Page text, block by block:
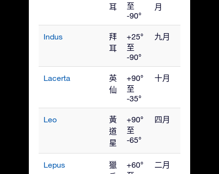
耳
至
-90°
月
Indus
拜
耳
+25°
至
-90°
九月
Lacerta
英
仙
+90°
至
-35°
十月
Leo
黃
道
星
+90°
至
-65°
四月
Lepus
獵
+60°
二月